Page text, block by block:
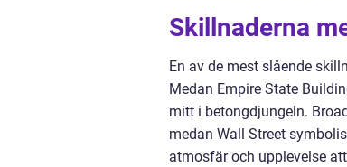
Skillnaderna
En av de mest slående
Medan Empire State
mitt i betongdjungeln.
medan Wall Street
atmosfär och upplevelse